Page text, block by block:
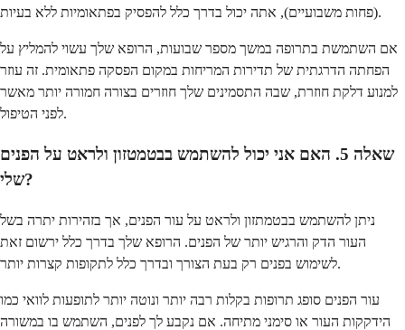
(פחות משבועיים), אתה יכול בדרך כלל להפסיק בפתאומיות ללא בעיות.
אם השתמשת בתרופה במשך מספר שבועות, הרופא שלך עשוי להמליץ על
הפחתה הדרגתית של תדירות המריחות במקום הפסקה פתאומית. זה עוזר
למנוע דלקת חוזרת, שבה התסמינים שלך חוזרים בצורה חמורה יותר מאשר
לפני הטיפול.
שאלה 5. האם אני יכול להשתמש בבטמטזון ולראט על הפנים
שלי?
ניתן להשתמש בבטמתזון ולראט על עור הפנים, אך בזהירות יתרה בשל
העור הדק והרגיש יותר של הפנים. הרופא שלך בדרך כלל ירשום זאת
לשימוש בפנים רק בעת הצורך ובדרך כלל לתקופות קצרות יותר.
עור הפנים סופג תרופות בקלות רבה יותר ונוטה יותר לתופעות לוואי כמו
הידקקות העור או סימני מתיחה. אם נקבע לך לפנים, השתמש בו במשורה